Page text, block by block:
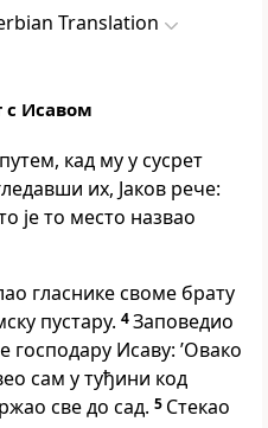
Translation
с Исавом
кад му у сусрет
их, Јаков рече:
је то место назвао
гласнике своме брату
пустару. 4Заповедио
господару Исаву: ’Овако
сам у туђини код
све до сад. 5 Стекао